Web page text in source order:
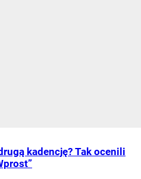
kadencję? Tak ocenili